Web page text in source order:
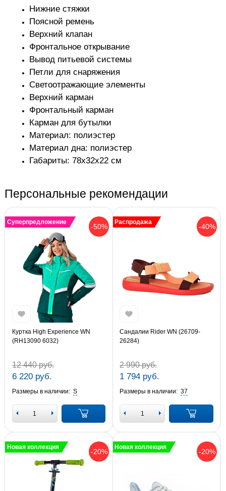
Нижние стяжки
Поясной ремень
Верхний клапан
Фронтальное открывание
Вывод питьевой системы
Петли для снаряжения
Светоотражающие элементы
Верхний карман
Фронтальный карман
Карман для бутылки
Материал: полиэстер
Материал дна: полиэстер
Габариты: 78x32x22 см
Персональные рекомендации
-50%
Суперпредложение
Куртка High Experience WN
(RH13090 6032)
12 440 руб.
6 220 руб.
Размеры в наличии: S
-40%
Распродажа
Сандалии Rider WN (26709-
26284)
2 990 руб.
1 794 руб.
Размеры в наличии: 37
-20%
Новая коллекция
-20%
Новая коллекция